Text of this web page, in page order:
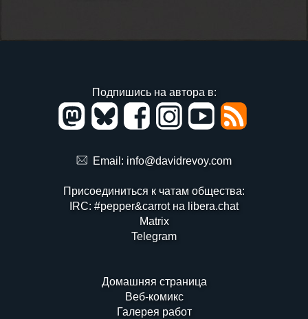
Подпишись на автора в:
Email: info@davidrevoy.com
Присоединиться к чатам общества:
IRC: #pepper&carrot на libera.chat
Matrix
Telegram
Домашняя страница
Веб-комикс
Галерея работ